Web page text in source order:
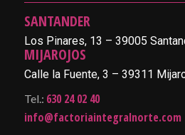
SANTANDER
Los Pinares, 13 – 39005
MIJAROJOS
Calle la Fuente, 3 – 39311
Tel.: 630 24 02 40
info@factoriaintegralnorte.com